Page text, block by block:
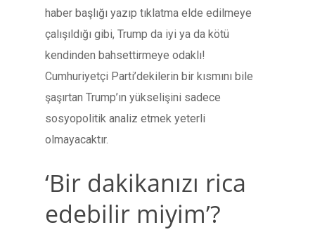
haber başlığı yazıp tıklatma elde edilmeye
çalışıldığı gibi, Trump da iyi ya da kötü
kendinden bahsettirmeye odaklı!
Cumhuriyetçi Parti’dekilerin bir kısmını bile
şaşırtan Trump’ın yükselişini sadece
sosyopolitik analiz etmek yeterli
olmayacaktır.
‘Bir dakikanızı rica
edebilir miyim’?